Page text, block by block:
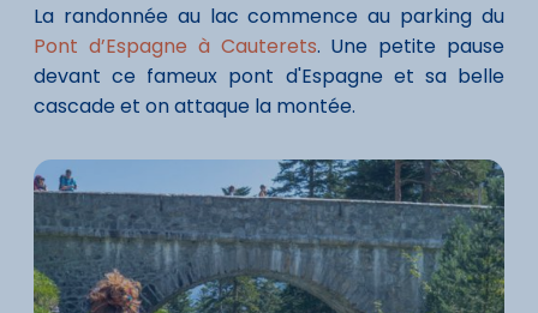
La randonnée au lac commence au parking du
Pont d’Espagne à Cauterets. Une petite pause
devant ce fameux pont d'Espagne et sa belle
cascade et on attaque la montée.